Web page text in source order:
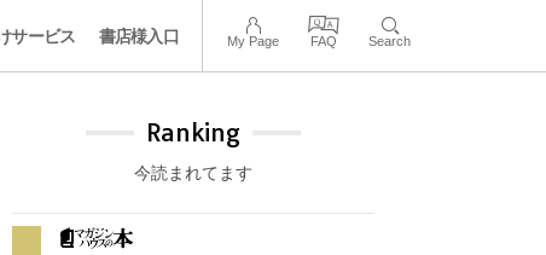
サービス 書店様入口 My Page FAQ Search
Ranking
今読まれてます